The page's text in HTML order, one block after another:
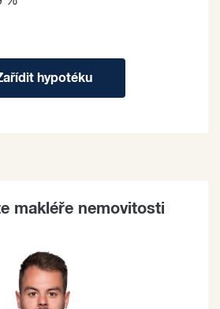
hypotéku
makléře nemovitosti